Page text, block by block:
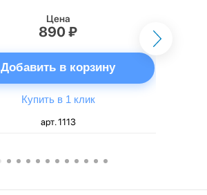
Цена
890 ₽
Добавить в корзину
Купить в 1 клик
арт. 1113